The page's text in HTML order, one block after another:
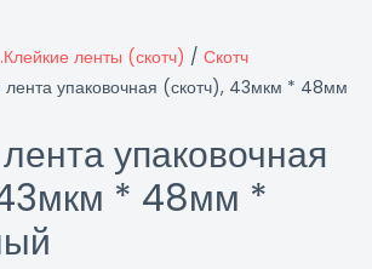
.Клейкие ленты (скотч) / Скотч
лента упаковочная (скотч), 43мкм * 48мм
упаковочная
* 48мм *